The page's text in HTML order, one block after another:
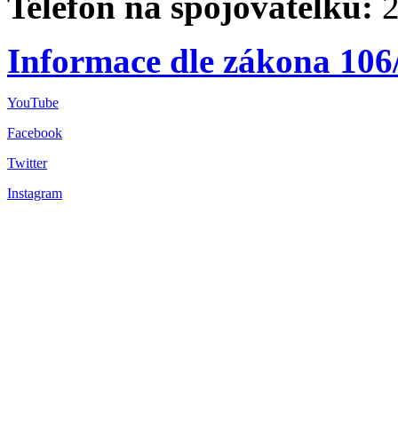
Informace dle zákona
YouTube
Facebook
Twitter
Instagram